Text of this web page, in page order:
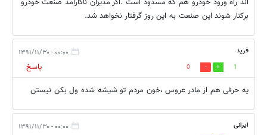
اند راه ورود خودرو هم كه مسدود است .اگر مديران ناكارآمد صنعت خودرو
بركنار شوند اين صنعت به اين روز گرفتار نخواهد شد.
فرید ۰۰:۰۰ - ۱۳۹۱/۱۱/۳۰
1
0
پاسخ
یه حرفی هم از مادر عروس ،خون مردم تو شیشه شده ول بکن نیستن
ایرانی ۰۰:۰۰ - ۱۳۹۱/۱۱/۳۰